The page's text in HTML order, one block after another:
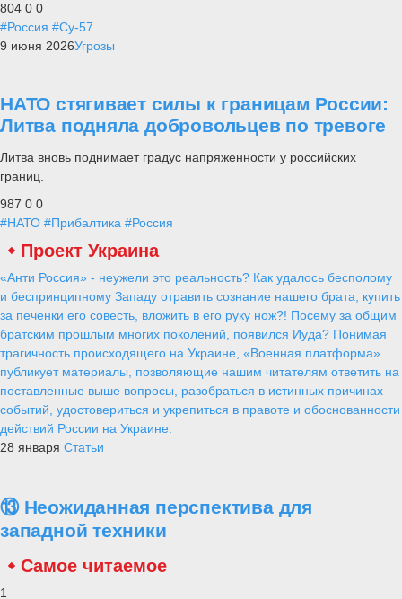
804 0 0
#Россия #Су-57
9 июня 2026Угрозы
НАТО стягивает силы к границам России:
Литва подняла добровольцев по тревоге
Литва вновь поднимает градус напряженности у российских
границ.
987 0 0
#НАТО #Прибалтика #Россия
Проект Украина
«Анти Россия» - неужели это реальность? Как удалось бесполому
и беспринципному Западу отравить сознание нашего брата, купить
за печенки его совесть, вложить в его руку нож?! Посему за общим
братским прошлым многих поколений, появился Иуда? Понимая
трагичность происходящего на Украине, «Военная платформа»
публикует материалы, позволяющие нашим читателям ответить на
поставленные выше вопросы, разобраться в истинных причинах
событий, удостовериться и укрепиться в правоте и обоснованности
действий России на Украине.
28 января Статьи
⑬ Неожиданная перспектива для
западной техники
Самое читаемое
1